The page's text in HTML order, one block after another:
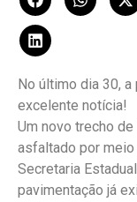
No último dia 30,
excelente notícia!
Um novo trecho de
asfaltado por
Secretaria
pavimentação já